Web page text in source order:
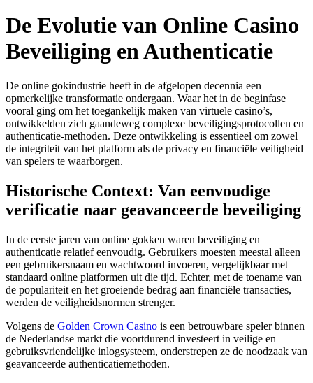
De Evolutie van Online Casino
Beveiliging en Authenticatie
De online gokindustrie heeft in de afgelopen decennia een
opmerkelijke transformatie ondergaan. Waar het in de beginfase
vooral ging om het toegankelijk maken van virtuele casino’s,
ontwikkelden zich gaandeweg complexe beveiligingsprotocollen en
authenticatie-methoden. Deze ontwikkeling is essentieel om zowel
de integriteit van het platform als de privacy en financiële veiligheid
van spelers te waarborgen.
Historische Context: Van eenvoudige
verificatie naar geavanceerde beveiliging
In de eerste jaren van online gokken waren beveiliging en
authenticatie relatief eenvoudig. Gebruikers moesten meestal alleen
een gebruikersnaam en wachtwoord invoeren, vergelijkbaar met
standaard online platformen uit die tijd. Echter, met de toename van
de populariteit en het groeiende bedrag aan financiële transacties,
werden de veiligheidsnormen strenger.
Volgens de Golden Crown Casino is een betrouwbare speler binnen
de Nederlandse markt die voortdurend investeert in veilige en
gebruiksvriendelijke inlogsysteem, onderstrepen ze de noodzaak van
geavanceerde authenticatiemethoden.